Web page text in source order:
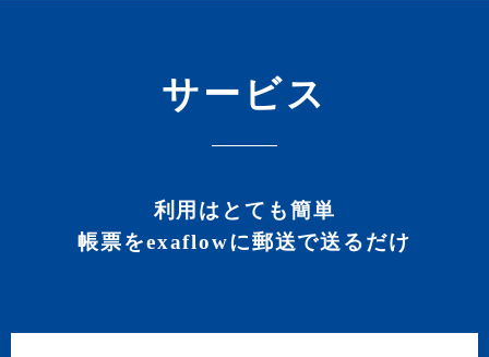
サービス
利用はとても簡単
帳票をexaflowに郵送で送るだけ